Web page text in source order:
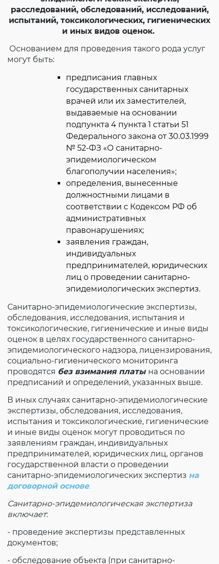
расследований, обследований, исследований,
испытаний, токсикологических, гигиенических
и иных видов оценок.
Основанием для проведения такого рода услуг
могут быть:
предписания главных
государственных санитарных
врачей или их заместителей,
выдаваемые на основании
подпункта 4 пункта 1 статьи 51
Федерального закона от 30.03.1999
№ 52-ФЗ «О санитарно-
эпидемиологическом
благополучии населения»;
определения, вынесенные
должностными лицами в
соответствии с Кодексом РФ об
административных
правонарушениях;
заявления граждан,
индивидуальных
предпринимателей, юридических
лиц о проведении санитарно-
эпидемиологических экспертиз.
Санитарно-эпидемиологические экспертизы,
обследования, исследования, испытания и
токсикологические, гигиенические и иные виды
оценок в целях государственного санитарно-
эпидемиологического надзора, лицензирования,
социально-гигиенического мониторинга
проводятся без взимания платы на основании
предписаний и определений, указанных выше.
В иных случаях санитарно-эпидемиологические
экспертизы, обследования, исследования,
испытания и токсикологические, гигиенические
и иные виды оценок могут проводиться по
заявлениям граждан, индивидуальных
предпринимателей, юридических лиц, органов
государственной власти о проведении
санитарно-эпидемиологических экспертиз на
договорной основе.
Санитарно-эпидемиологическая экспертиза
включает:
- проведение экспертизы представленных
документов;
- обследование объекта (при санитарно-